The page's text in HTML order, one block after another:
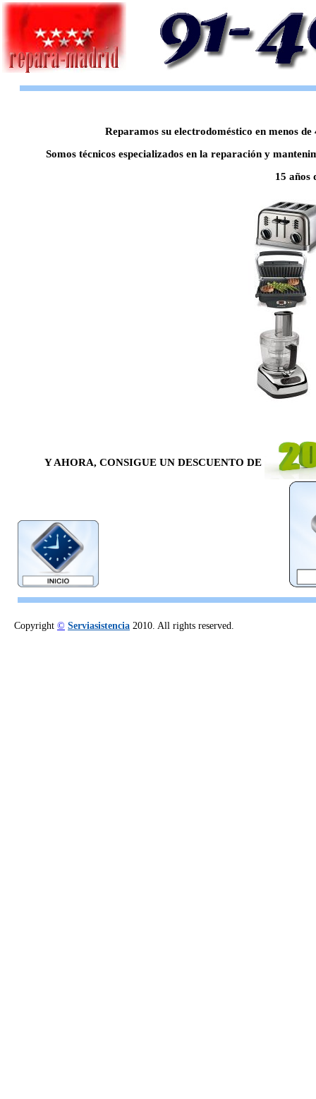
Reparamos su electrodoméstico en menos
Somos técnicos especializados en la reparación y
15 años
Y AHORA, CONSIGUE UN DESCUENTO DE
Copyright © Serviasistencia 2010. All rights reserved.